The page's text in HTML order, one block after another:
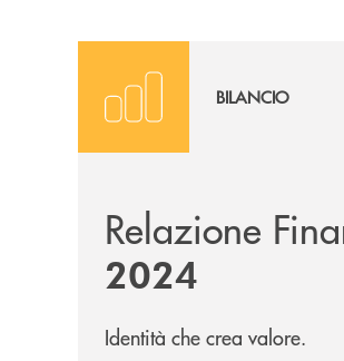
BILANCIO
Relazione
2024
Identità che crea valore.